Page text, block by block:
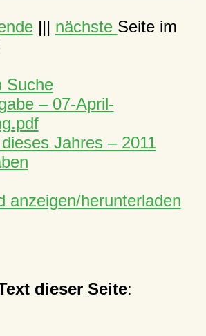
||| nächste Seite im
Suche
– 07-April-
Jahres – 2011
anzeigen/herunterladen
dieser Seite: